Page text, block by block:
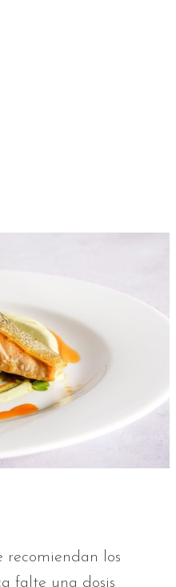
recomiendan los
falte una dosis